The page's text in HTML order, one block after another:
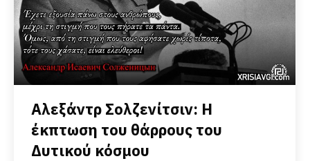
Αλεξάντρ Σολζενίτσιν: Η
έκπτωση του θάρρους του
Δυτικού κόσμου